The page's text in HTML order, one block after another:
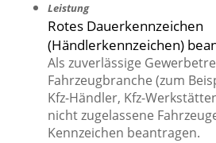
Leistung
Rotes Dauerkennzeichen
(Händlerkennzeichen)
Als zuverlässige
Fahrzeugbranche (zum
Kfz-Händler, Kfz-
nicht zugelassene
Kennzeichen beantragen.